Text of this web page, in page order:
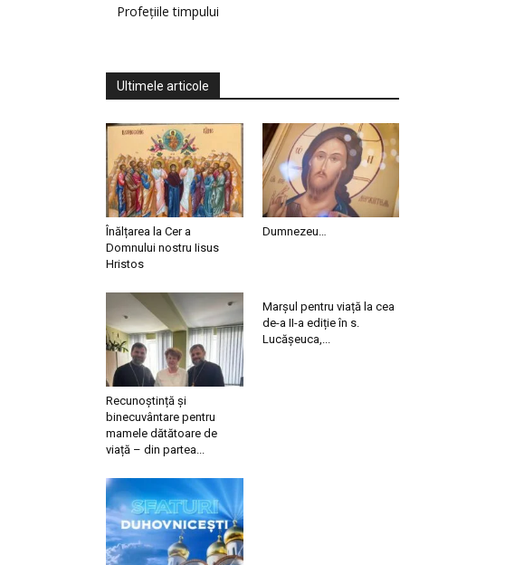
Profețiile timpului
Ultimele articole
Înălțarea la Cer a
Domnului nostru Iisus
Hristos
Dumnezeu…
Recunoștință și
binecuvântare pentru
mamele dătătoare de
viață – din partea...
Marșul pentru viață la cea
de-a II-a ediție în s.
Lucășeuca,...